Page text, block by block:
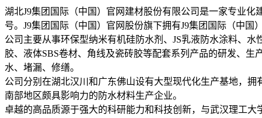
湖北J9集团国际（中国）官网建材股份有限公司是一家专业
号。J9集团国际（中国）官网股份旗下拥有J9集团国际（中国
公司主要从事环保型纳米有机硅防水剂、JS乳液防水涂料、
胶、液体SBS卷材、角线及瓷砖胶等配套系列产品的研发、
水、堵漏、修缮。
公司分别在湖北汉川和广东佛山设有大型现代化生产基地，
南部地区颇具影响力的防水材料生产企业。
卓越的高品质源于强大的科研能力和科技创新，与武汉理工